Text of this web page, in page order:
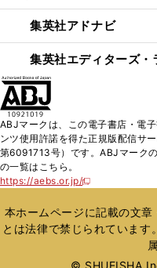
集英社アドナビ
集英社エディターズ・
ABJマークは、この電子書店・電
ンツ使用許諾を得た正規版配信サ
第6091713号）です。ABJマーク
の一覧はこちら。
https://aebs.or.jp/
新
い
ウ
ィ
本ホームページに記載の文
とは法律で禁じられていま